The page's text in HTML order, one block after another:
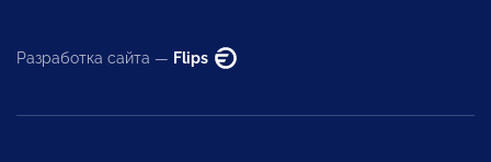
Разработка сайта — Flips